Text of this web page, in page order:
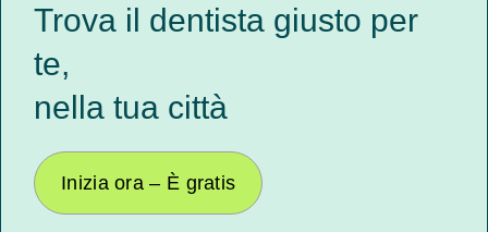
Trova il dentista giusto per
te,
nella tua città
Inizia ora – È gratis